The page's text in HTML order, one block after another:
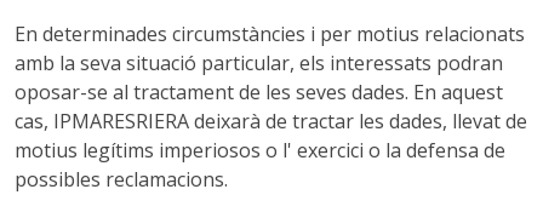
En determinades circumstàncies i per motius relacionats
amb la seva situació particular, els interessats podran
oposar-se al tractament de les seves dades. En aquest
cas, IPMARESRIERA deixarà de tractar les dades, llevat de
motius legítims imperiosos o l' exercici o la defensa de
possibles reclamacions.